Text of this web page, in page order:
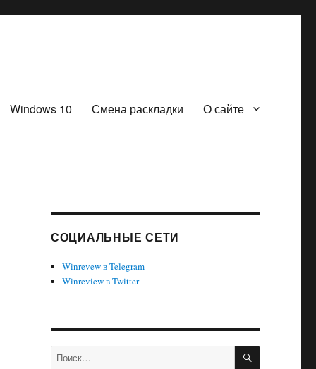
Windows 10 Смена раскладки О сайте
СОЦИАЛЬНЫЕ СЕТИ
Winrevew в Telegram
Winreview в Twitter
Искать: ПОИСК